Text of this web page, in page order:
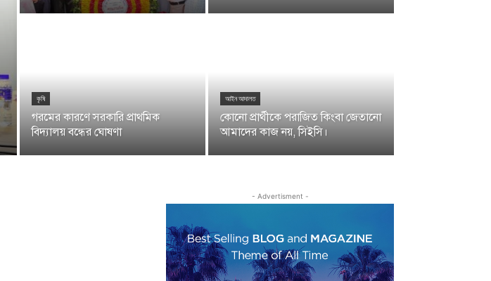
কৃষি
গরমের কারণে সরকারি প্রাথমিক
বিদ্যালয় বন্ধের ঘোষণা
আইন আদালত
কোনো প্রার্থীকে পরাজিত কিংবা জেতানো
আমাদের কাজ নয়, সিইসি।
- Advertisment -